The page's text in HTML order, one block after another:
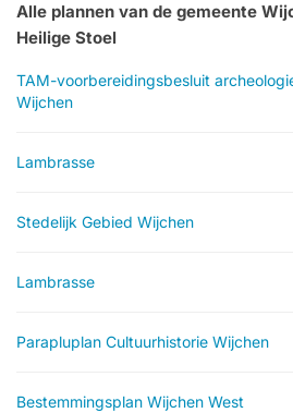
Alle plannen van de gemeente
Heilige Stoel
TAM-voorbereidingsbesluit
Wijchen
Lambrasse
Stedelijk Gebied Wijchen
Lambrasse
Parapluplan Cultuurhistorie Wijchen
Bestemmingsplan Wijchen West